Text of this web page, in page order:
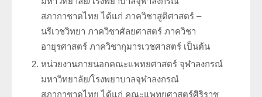
ประวัตินักรังสีเทคนิค
ประวัตินักฟิสิกส์การแพทย์
ประวัติพยาบาลกับงานทางรังสีวิทยา
สภากาชาดไทย ได้แก่ ภาควิชาสูติศาสตร์ –
นรีเวชวิทยา ภาควิชาศัลยศาสตร์ ภาควิชา
อายุรศาสตร์ ภาควิชากุมารเวชศาสตร์ เป็นต้น
หน่วยงานภายนอกคณะแพทยศาสตร์ จุฬาลงกรณ์
มหาวิทยาลัย/โรงพยาบาลจุฬาลงกรณ์
สภากาชาดไทย ได้แก่ คณะแพทยศาสตร์ศิริราช